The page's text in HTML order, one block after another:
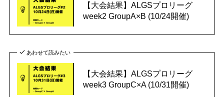
【大会結果】ALGSプロリーグ
week2 GroupA×B (10/24開催)
あわせて読みたい
【大会結果】ALGSプロリーグ
week3 GroupC×A (10/31開催)